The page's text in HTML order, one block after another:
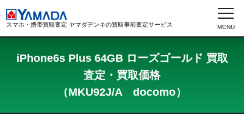
スマホ・携帯買取査定 ヤマダデンキの買取事前査定サービス
iPhone6s Plus 64GB ローズゴールド 買取
査定・買取価格
（MKU92J/A docomo）